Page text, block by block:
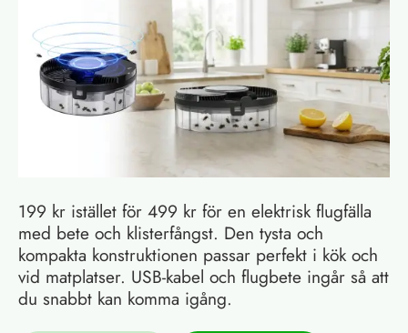
199 kr istället för 499 kr för en elektrisk flugfälla
med bete och klisterfångst. Den tysta och
kompakta konstruktionen passar perfekt i kök och
vid matplatser. USB-kabel och flugbete ingår så att
du snabbt kan komma igång.